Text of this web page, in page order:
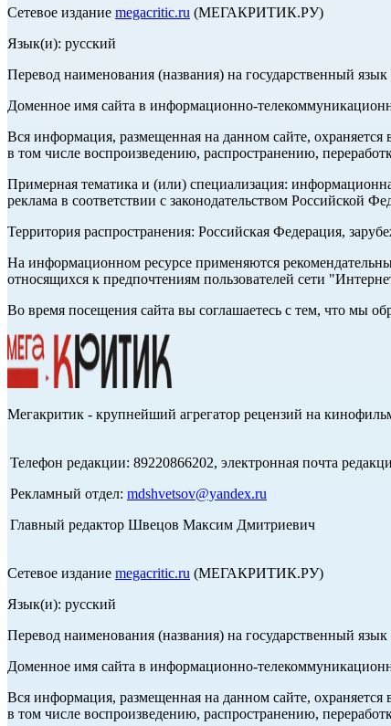
Сетевое издание megacritic.ru (МЕГАКРИТИК.РУ)
Язык(и): русский
Перевод наименования (названия) на государственный
Доменное имя сайта в информационно-
Вся информация, размещенная на данном сайте,
в том числе воспроизведению, распространению,
Примерная тематика и (или) специализация:
реклама в соответствии с законодательством Российской
Территория распространения: Российская Федерация,
На информационном ресурсе применяются
относящихся к предпочтениям пользователей сети
Во время посещения сайта вы соглашаетесь с тем, что мы
Мегакритик - крупнейший агрегатор рецензий на
Телефон редакции: 89220866202, электронная почта
Рекламный отдел: mdshvetsov@yandex.ru
Главный редактор Швецов Максим Дмитриевич
Сетевое издание megacritic.ru (МЕГАКРИТИК.РУ)
Язык(и): русский
Перевод наименования (названия) на государственный
Доменное имя сайта в информационно-
Вся информация, размещенная на данном сайте,
в том числе воспроизведению, распространению,